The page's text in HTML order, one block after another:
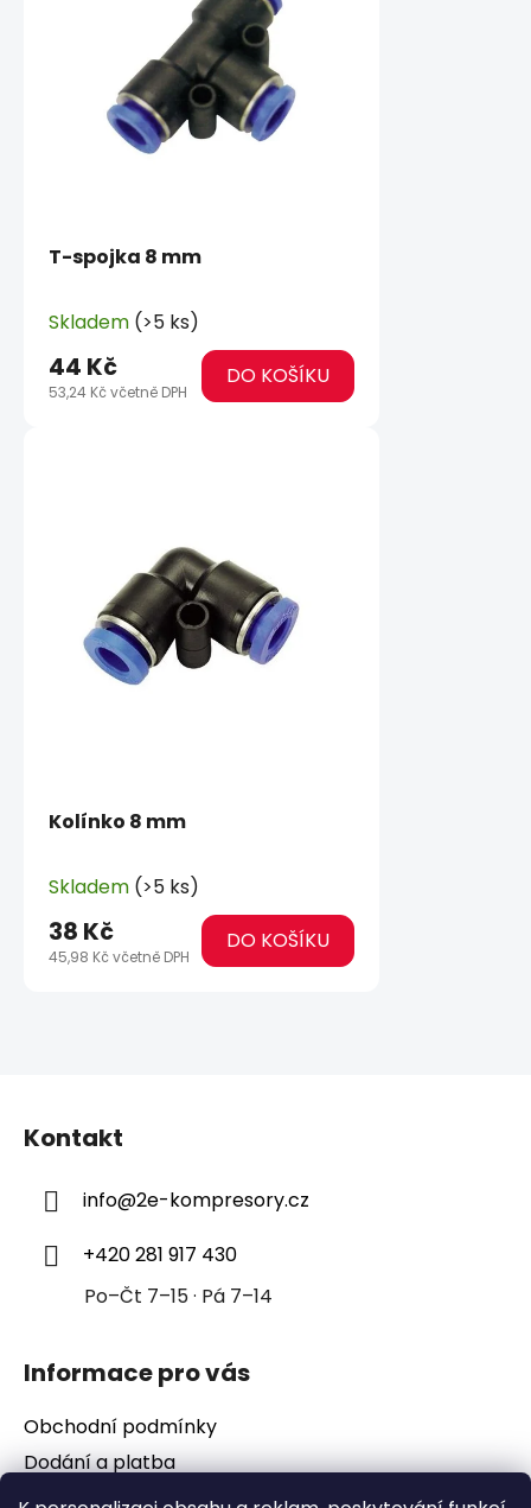
T-spojka 8 mm
Skladem (>5 ks)
53,24 Kč včetně DPH
44 Kč DO KOŠÍKU
Kolínko 8 mm
Skladem (>5 ks)
45,98 Kč včetně DPH
38 Kč DO KOŠÍKU
Kontakt
info@2e-kompresory.cz
+420 281 917 430
Po–Čt 7–15 · Pá 7–14
Informace pro vás
Obchodní podmínky
Dodání a platba
Podmínky ochrany osobních údajů